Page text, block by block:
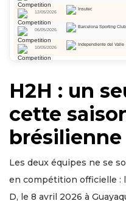
12/05/2026
Insutec
06/05/2026
Barcelona Sporting Club
10/05/2026
Independiente del Valle
H2H : un
cette
brésilienne
Les deux équipes ne se
en compétition officielle :
D, le 8 avril 2026 à